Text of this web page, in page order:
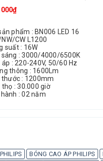
phẩm : BN006 LED 16
CW L1200
suất : 16W
sáng : 3000/4000/6500K
áp : 220-240V, 50/60 Hz
thông : 1600Lm
thước : 1200mm
thọ : 30.000 giờ
hành : 02 năm
BÓNG CAO ÁP PHILIPS